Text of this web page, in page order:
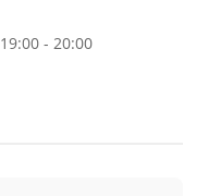
19:00 - 20:00